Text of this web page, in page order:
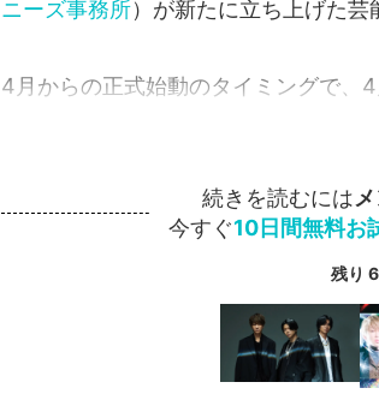
ニーズ事務所）が新たに立ち上げた芸
4月からの正式始動のタイミングで、
続きを読むには
今すぐ10日間無料お
残り